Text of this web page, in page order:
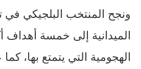
ونجح المنتخب البلجيكي في
الميدانية إلى خمسة أهداف
الهجومية التي يتمتع بها،